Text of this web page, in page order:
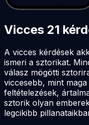
Vicces 21
A vicces kérdések
ismeri a sztorikat.
válasz mögötti
viccesebb, mint
feltételezések,
sztorik olyan
legcikibb